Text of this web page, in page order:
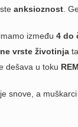
anksioznost.
između 4 do
vrste životinja
dešava u toku
snove, a muškarci